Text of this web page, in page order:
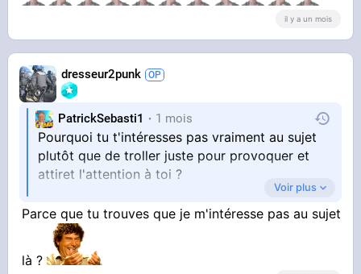
il y a un mois
dresseur2punk
PatrickSebasti1 1 mois
Pourquoi tu t'intéresses pas vraiment au sujet
plutôt que de troller juste pour provoquer et
attiret l'attention à toi ?
Tu es accroc à l'attention masculine ?
Voir plus
Parce que tu trouves que je m'intéresse pas au sujet
là ?